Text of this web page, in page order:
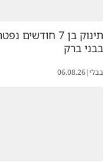
תינוק בן 7 חודשים
בבני ברק
בבלי|
06.08.26